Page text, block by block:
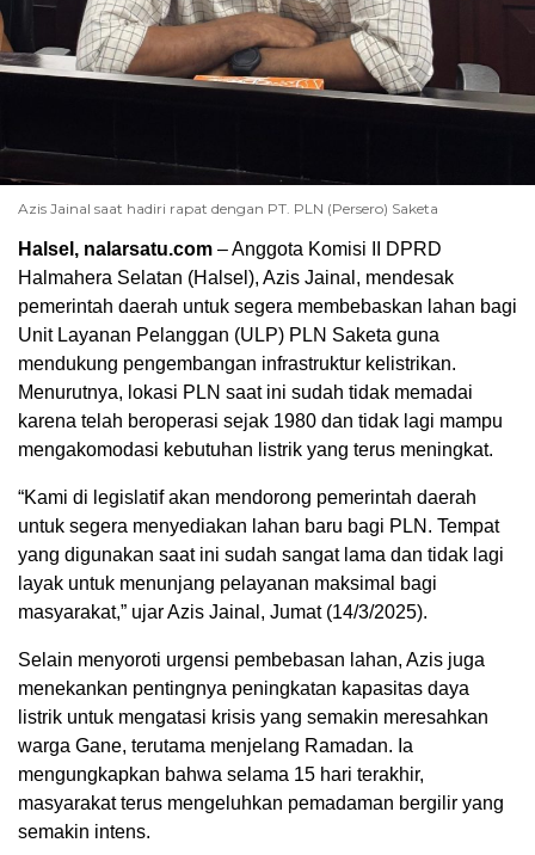
Azis Jainal saat hadiri rapat dengan PT. PLN (Persero) Saketa
Halsel, nalarsatu.com – Anggota Komisi II DPRD
Halmahera Selatan (Halsel), Azis Jainal, mendesak
pemerintah daerah untuk segera membebaskan lahan bagi
Unit Layanan Pelanggan (ULP) PLN Saketa guna
mendukung pengembangan infrastruktur kelistrikan.
Menurutnya, lokasi PLN saat ini sudah tidak memadai
karena telah beroperasi sejak 1980 dan tidak lagi mampu
mengakomodasi kebutuhan listrik yang terus meningkat.
“Kami di legislatif akan mendorong pemerintah daerah
untuk segera menyediakan lahan baru bagi PLN. Tempat
yang digunakan saat ini sudah sangat lama dan tidak lagi
layak untuk menunjang pelayanan maksimal bagi
masyarakat,” ujar Azis Jainal, Jumat (14/3/2025).
Selain menyoroti urgensi pembebasan lahan, Azis juga
menekankan pentingnya peningkatan kapasitas daya
listrik untuk mengatasi krisis yang semakin meresahkan
warga Gane, terutama menjelang Ramadan. Ia
mengungkapkan bahwa selama 15 hari terakhir,
masyarakat terus mengeluhkan pemadaman bergilir yang
semakin intens.